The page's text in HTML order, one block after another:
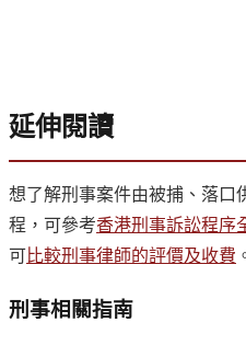
延伸閱讀
想了解刑事案件由被捕、落口
程，可參考香港刑事訴訟程序
可比較刑事律師的評價及收費
刑事相關指南